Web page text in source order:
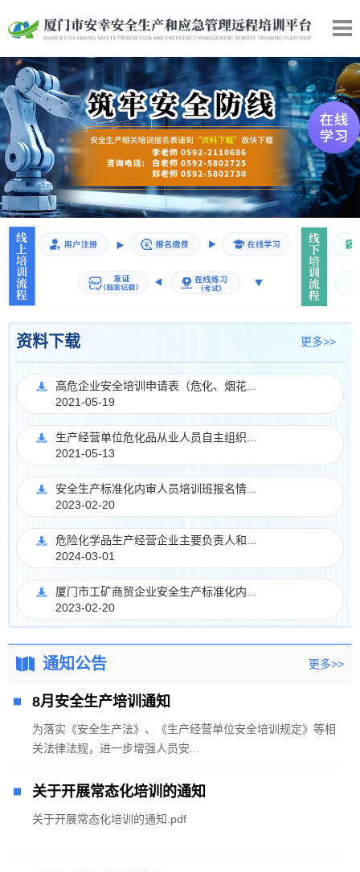
资料下载 更多>>
高危企业安全培训申请表（危化、烟花...
2021-05-19
生产经营单位危化品从业人员自主组织...
2021-05-13
安全生产标准化内审人员培训班报名情...
2023-02-20
危险化学品生产经营企业主要负责人和...
2024-03-01
厦门市工矿商贸企业安全生产标准化内...
2023-02-20
通知公告 更多>>
8月安全生产培训通知
为落实《安全生产法》、《生产经营单位安全培训规定》等相
关法律法规，进一步增强人员安...
关于开展常态化培训的通知
关于开展常态化培训的通知.pdf